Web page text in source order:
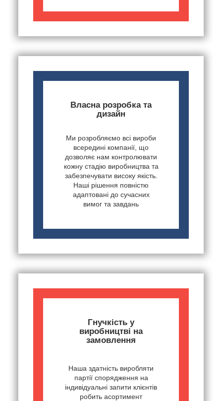
Власна розробка та
дизайн
Ми розробляємо всі вироби
всередині компанії, що
дозволяє нам контролювати
кожну стадію виробництва та
забезпечувати високу якість.
Наші рішення повністю
адаптовані до сучасних
вимог та завдань
Гнучкість у
виробництві на
замовлення
Наша здатність виробляти
партії спорядження на
індивідуальні запити клієнтів
робить асортимент